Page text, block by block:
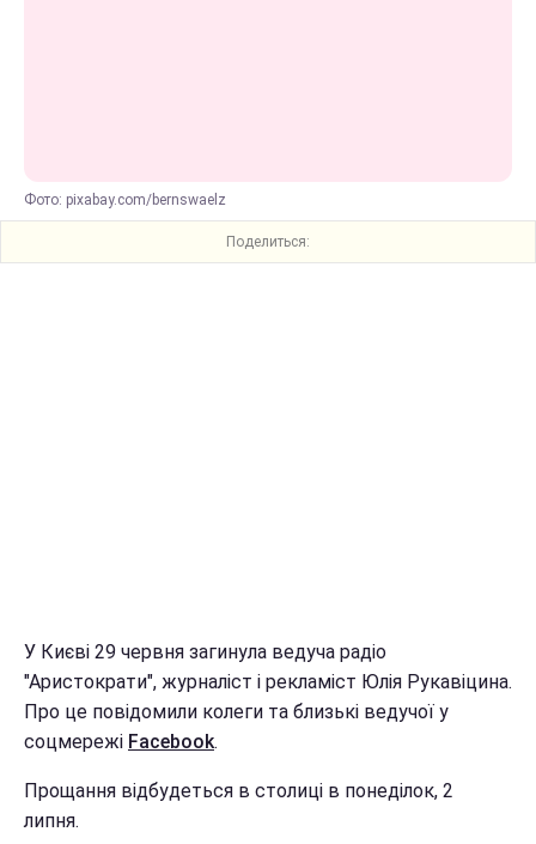
Фото: pixabay.com/bernswaelz
Поделиться:
У Києві 29 червня загинула ведуча радіо
"Аристократи", журналіст і рекламіст Юлія Рукавіцина.
Про це повідомили колеги та близькі ведучої у
соцмережі Facebook.
Прощання відбудеться в столиці в понеділок, 2
липня.